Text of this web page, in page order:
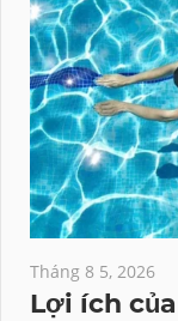
Tháng 8 5, 2026
Lợi ích